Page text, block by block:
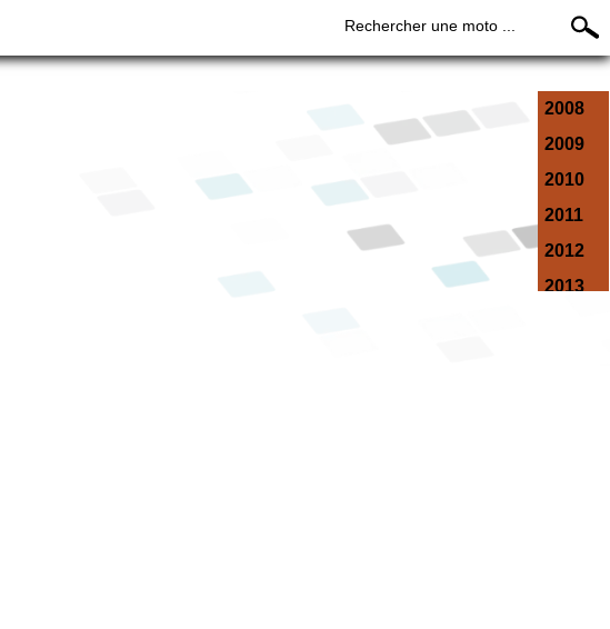
Rechercher une moto ...
2008
2009
2010
2011
2012
2013